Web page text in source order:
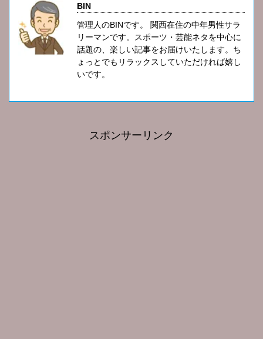
BIN
管理人のBINです。 関西在住の中年男性サラ
リーマンです。スポーツ・芸能ネタを中心に
話題の、楽しい記事をお届けいたします。ち
ょっとでもリラックスしていただければ嬉し
いです。
スポンサーリンク